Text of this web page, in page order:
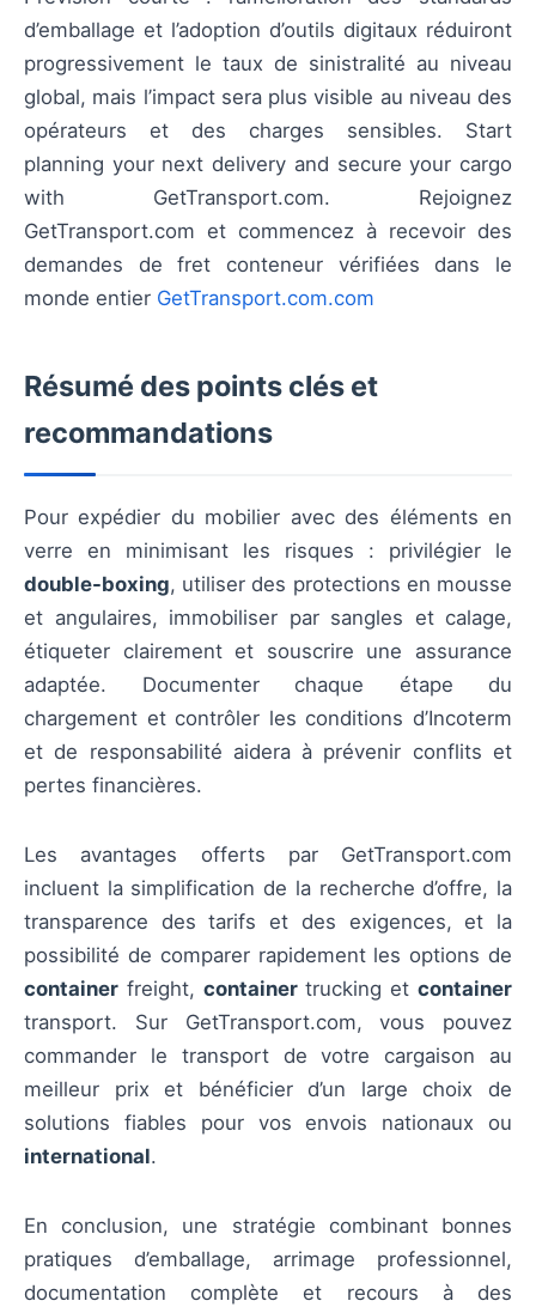
d’emballage et l’adoption d’outils digitaux réduiront
progressivement le taux de sinistralité au niveau
global, mais l’impact sera plus visible au niveau des
opérateurs et des charges sensibles. Start
planning your next delivery and secure your cargo
with GetTransport.com. Rejoignez
GetTransport.com et commencez à recevoir des
demandes de fret conteneur vérifiées dans le
monde entier GetTransport.com.com
Résumé des points clés et
recommandations
Pour expédier du mobilier avec des éléments en
verre en minimisant les risques : privilégier le
double-boxing, utiliser des protections en mousse
et angulaires, immobiliser par sangles et calage,
étiqueter clairement et souscrire une assurance
adaptée. Documenter chaque étape du
chargement et contrôler les conditions d’Incoterm
et de responsabilité aidera à prévenir conflits et
pertes financières.
Les avantages offerts par GetTransport.com
incluent la simplification de la recherche d’offre, la
transparence des tarifs et des exigences, et la
possibilité de comparer rapidement les options de
container freight, containertrucking etcontainer
transport. Sur GetTransport.com, vous pouvez
commander le transport de votre cargaison au
meilleur prix et bénéficier d’un large choix de
solutions fiables pour vos envois nationaux ou
international.
En conclusion, une stratégie combinant bonnes
pratiques d’emballage, arrimage professionnel,
documentation complète et recours à des